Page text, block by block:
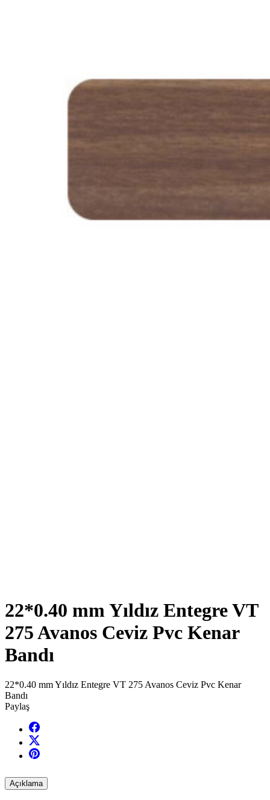
22*0.40 mm Yıldız Entegre VT
275 Avanos Ceviz Pvc Kenar
Bandı
22*0.40 mm Yıldız Entegre VT 275 Avanos Ceviz Pvc Kenar
Bandı
Paylaş
Açıklama